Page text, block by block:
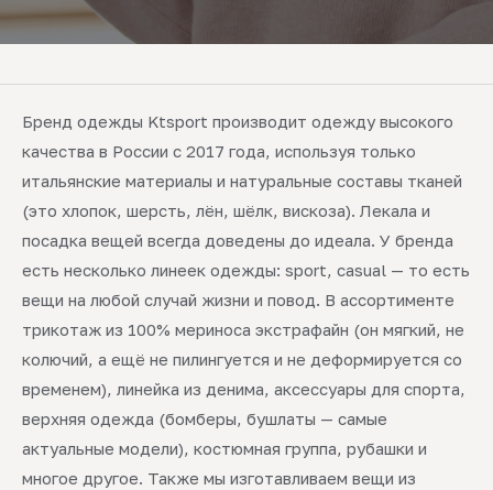
Бренд одежды Ktsport производит одежду высокого
качества в России с 2017 года, используя только
итальянские материалы и натуральные составы тканей
(это хлопок, шерсть, лён, шёлк, вискоза). Лекала и
посадка вещей всегда доведены до идеала. У бренда
есть несколько линеек одежды: sport, casual — то есть
вещи на любой случай жизни и повод. В ассортименте
трикотаж из 100% мериноса экстрафайн (он мягкий, не
колючий, а ещё не пилингуется и не деформируется со
временем), линейка из денима, аксессуары для спорта,
верхняя одежда (бомберы, бушлаты — самые
актуальные модели), костюмная группа, рубашки и
многое другое. Также мы изготавливаем вещи из